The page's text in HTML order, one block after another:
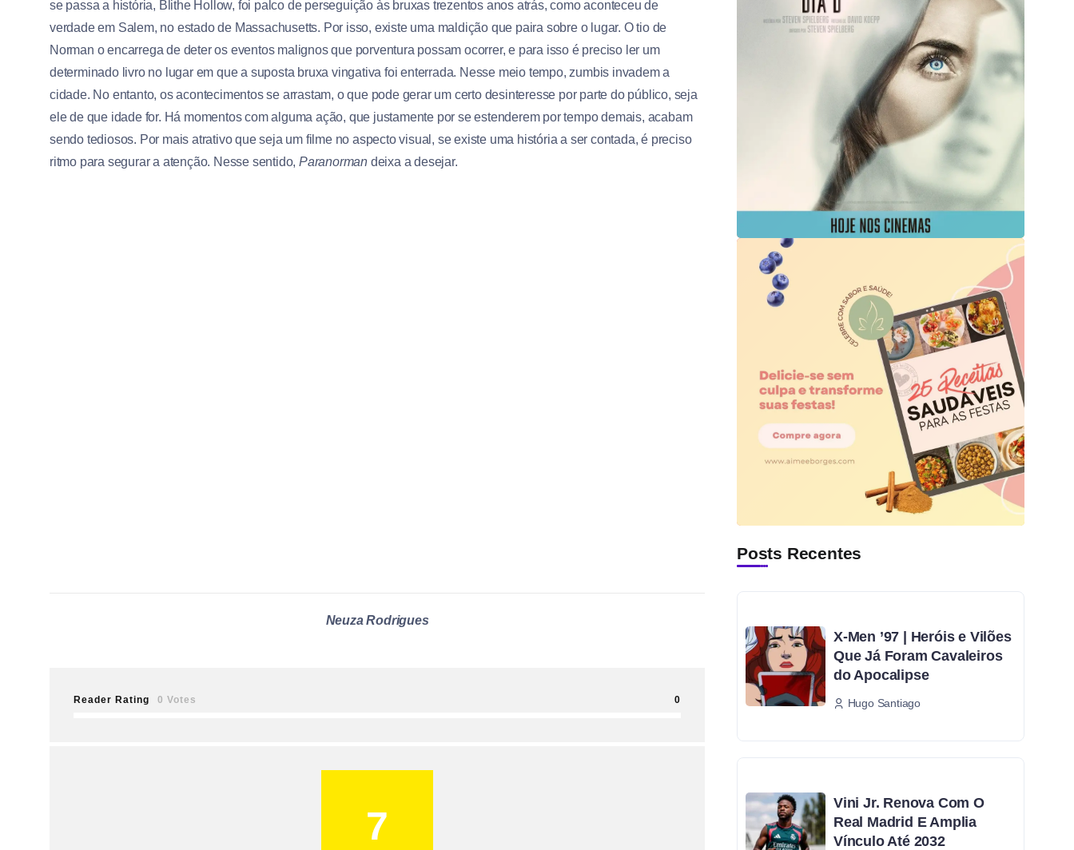
se passa a história, Blithe Hollow, foi palco de perseguição às bruxas trezentos anos atrás, como aconteceu de
verdade em Salem, no estado de Massachusetts. Por isso, existe uma maldição que paira sobre o lugar. O tio de
Norman o encarrega de deter os eventos malignos que porventura possam ocorrer, e para isso é preciso ler um
determinado livro no lugar em que a suposta bruxa vingativa foi enterrada. Nesse meio tempo, zumbis invadem a
cidade. No entanto, os acontecimentos se arrastam, o que pode gerar um certo desinteresse por parte do público, seja
ele de que idade for. Há momentos com alguma ação, que justamente por se estenderem por tempo demais, acabam
sendo tediosos. Por mais atrativo que seja um filme no aspecto visual, se existe uma história a ser contada, é preciso
ritmo para segurar a atenção. Nesse sentido, Paranorman deixa a desejar.
Neuza Rodrigues
Reader Rating 0 Votes 0
7
Posts Recentes
X-Men ’97 | Heróis e Vilões
Que Já Foram Cavaleiros
do Apocalipse
Hugo Santiago
Vini Jr. Renova Com O
Real Madrid E Amplia
Vínculo Até 2032